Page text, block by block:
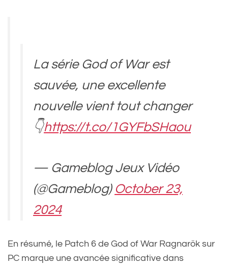
La série God of War est
sauvée, une excellente
nouvelle vient tout changer
👇https://t.co/1GYFbSHaou
— Gameblog Jeux Vidéo
(@Gameblog) October 23,
2024
En résumé, le Patch 6 de God of War Ragnarök sur
PC marque une avancée significative dans